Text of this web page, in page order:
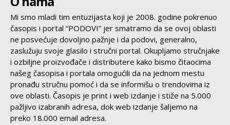
Mi smo mladi tim entuzijasta koji je 2008. godine pokrenuo
časopis i portal “PODOVI” jer smatramo da se ovoj oblasti
ne posvećuje dovoljno pažnje i da podovi, generalno,
zaslužuju svoje glasilo i stručni portal. Okupljamo stručnjake
i ozbiljne proizvođače i distributere kako bismo čitaocima
našeg časopisa i portala omogućili da na jednom mestu
pronađu stručnu pomoć i da se informišu o trendovima iz
ove oblasti. Časopis je print i web izdanje i stiže na 5.000
pažljivo izabranih adresa, dok web izdanje šaljemo na
preko 18.000 email adresa.